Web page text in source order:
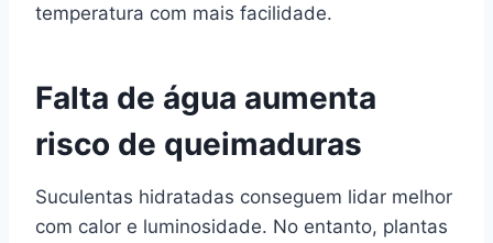
temperatura com mais facilidade.
Falta de água aumenta
risco de queimaduras
Suculentas hidratadas conseguem lidar melhor
com calor e luminosidade. No entanto, plantas